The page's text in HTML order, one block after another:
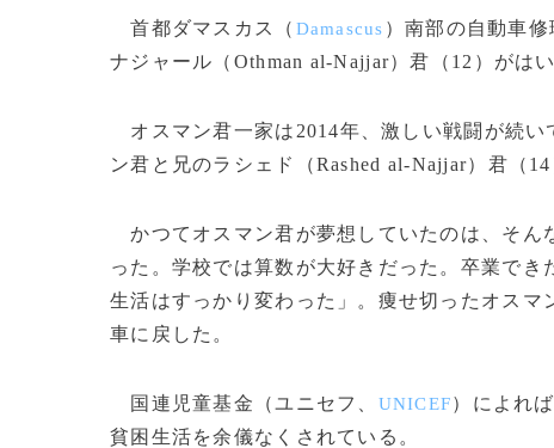
首都ダマスカス（ Damascus ）南部の自動車
ナジャール（Othman al-Najjar）君（12）がは
オスマン君一家は2014年、激しい戦闘が続い
ン君と兄のラシェド（Rashed al-Najjar）君（
かつてオスマン君が夢想していたのは、そん
った。学校では算数が大好きだった。卒業でき
生活はすっかり変わった」。痩せ切ったオス
車に戻した。
国連児童基金（ユニセフ、 UNICEF）によれ
貧困生活を余儀なくされている。